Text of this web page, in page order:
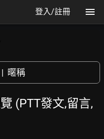
登入/註冊
| 暱稱
(PTT發文,留言,